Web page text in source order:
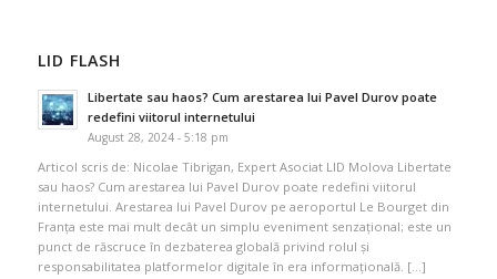
LID FLASH
Libertate sau haos? Cum arestarea lui Pavel Durov poate
redefini viitorul internetului
August 28, 2024 - 5:18 pm
Articol scris de: Nicolae Tibrigan, Expert Asociat LID Molova Libertate
sau haos? Cum arestarea lui Pavel Durov poate redefini viitorul
internetului. Arestarea lui Pavel Durov pe aeroportul Le Bourget din
Franța este mai mult decât un simplu eveniment senzațional; este un
punct de răscruce în dezbaterea globală privind rolul și
responsabilitatea platformelor digitale în era informațională. […]